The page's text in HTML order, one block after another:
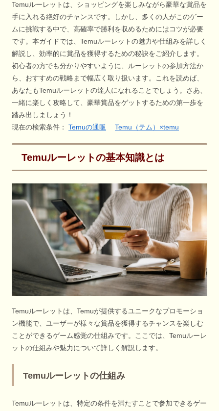
Temuルーレットは、ショッピングを楽しみながら豪華な賞品を
手に入れる絶好のチャンスです。しかし、多くの人がこのゲー
ムに挑戦する中で、高確率で勝利を収めるためにはコツが必要
です。本ガイドでは、Temuルーレットの魅力や仕組みを詳しく
解説し、効率的に賞品を獲得するための秘訣をご紹介します。
初心者の方でも分かりやすいように、ルーレットの参加方法か
ら、おすすめの戦略まで幅広く取り扱います。これを読めば、
あなたもTemuルーレットの達人になれることでしょう。さあ、
一緒に楽しく攻略して、豪華賞品をゲットするための第一歩を
踏み出しましょう！
現在の検索条件： Temuの通販 Temu（テム）×temu
Temuルーレットの基本知識とは
Temuルーレットは、Temuが提供するユニークなプロモーショ
ン機能で、ユーザーが様々な賞品を獲得するチャンスを楽しむ
ことができるゲーム感覚の仕組みです。ここでは、Temuルーレ
ットの仕組みや魅力について詳しく解説します。
Temuルーレットの仕組み
Temuルーレットは、特定の条件を満たすことで参加できるゲー